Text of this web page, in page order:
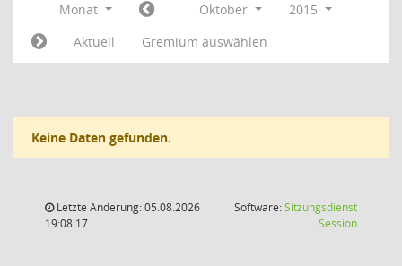
Monat Oktober
2015
Aktuell
Gremium auswählen
Keine Daten gefunden.
Letzte Änderung: 05.08.2026
19:08:17
Software:Sitzungsdienst
Session(Wird in